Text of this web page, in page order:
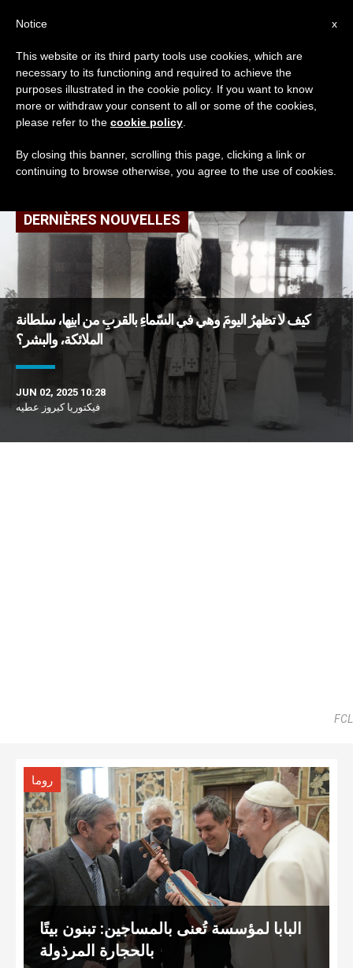
TAG
Posts Tagged ‘عرس
قانا’
DERNIÈRES NOUVELLES
كيف لا تظهرُ اليومَ وهي في السّماءِ بالقربِ من ابنِها، سلطانة
الملائكة، والبشر؟
JUN 02, 2025 10:28
فيكتوريا كيروز عطيه
FCL
روما
البابا لمؤسسة تُعنى بالمساجين: تبنون بيتًا
بالحجارة المرذولة
x
Notice
This website or its third party tools use cookies, which are
necessary to its functioning and required to achieve the
purposes illustrated in the cookie policy. If you want to know
more or withdraw your consent to all or some of the cookies,
please refer to the cookie policy
By closing this banner, scrolling this page, clicking a link or
continuing to browse otherwise, you agree to the use of cookies.